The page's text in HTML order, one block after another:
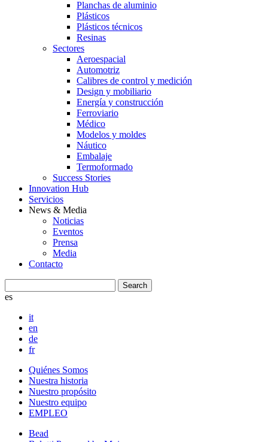
Planchas de aluminio
Plásticos
Plásticos técnicos
Resinas
Sectores
Aeroespacial
Automotriz
Calibres de control y medición
Design y mobiliario
Energía y construcción
Ferroviario
Médico
Modelos y moldes
Náutico
Embalaje
Termoformado
Success Stories
Innovation Hub
Servicios
News & Media
Noticias
Eventos
Prensa
Media
Contacto
es
it
en
de
fr
Quiénes Somos
Nuestra historia
Nuestro propósito
Nuestro equipo
EMPLEO
Bead